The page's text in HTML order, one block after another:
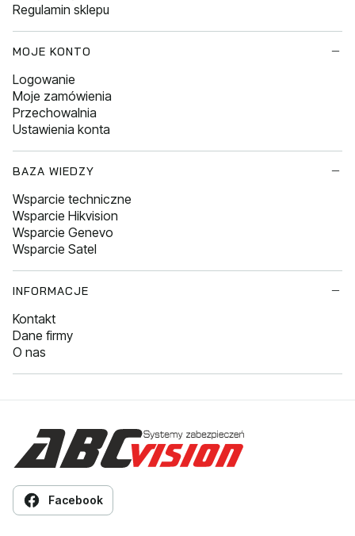
Regulamin sklepu
MOJE KONTO
Logowanie
Moje zamówienia
Przechowalnia
Ustawienia konta
BAZA WIEDZY
Wsparcie techniczne
Wsparcie Hikvision
Wsparcie Genevo
Wsparcie Satel
INFORMACJE
Kontakt
Dane firmy
O nas
Facebook